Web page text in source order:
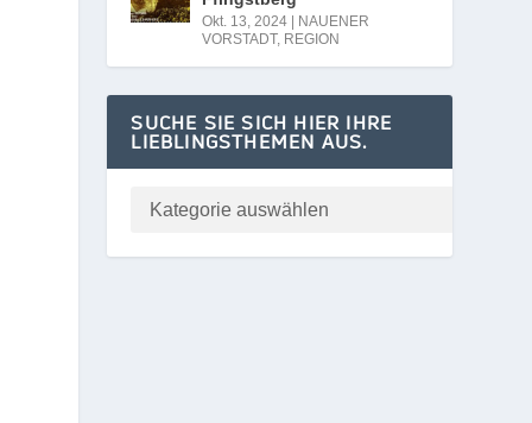
Okt. 13, 2024
NAUENER
VORSTADT, REGION
SUCHE SIE SICH HIER IHRE
LIEBLINGSTHEMEN AUS.